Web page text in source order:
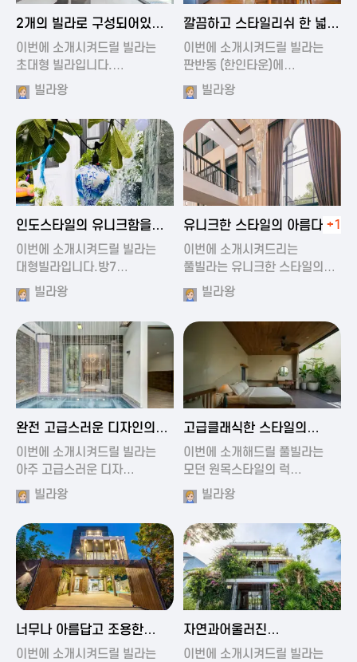
2024-11-19 00:54
2개의 빌라로 구성되어있는
대형 풀빌…
이번에 소개시켜드릴 빌라는
초대형 빌라입니다.…
빌라왕
2024-11-19 01:27
깔끔하고 스타일리쉬 한 넓은
풀빌라
이번에 소개시켜드릴 빌라는
판반동 (한인타운)에…
빌라왕
2024-11-19 01:35
인도스타일의 유니크함을
가진 풀빌라
이번에 소개시켜드릴 빌라는
대형빌라입니다.방7…
빌라왕
2024-11-19 00:45
유니크한 스타일의 아름다운
풀빌라
+1
이번에 소개시켜드리는
풀빌라는 유니크한 스타일의…
빌라왕
2024-11-19 01:13
완전 고급스러운 디자인의
빌라
이번에 소개시켜드릴 빌라는
아주 고급스러운 디자…
빌라왕
2024-11-19 00:37
고급클래식한 스타일의
럭셔리 풀빌라
이번에 소개해드릴 풀빌라는
모던 원목스타일의 럭…
빌라왕
2024-11-19 01:47
너무나 아름답고 조용한
풀빌라
이번에 소개시켜드릴 빌라는
2024-11-19 01:17
자연과어울러진
아름다운풀빌라
이번에 소개시켜드릴 빌라는